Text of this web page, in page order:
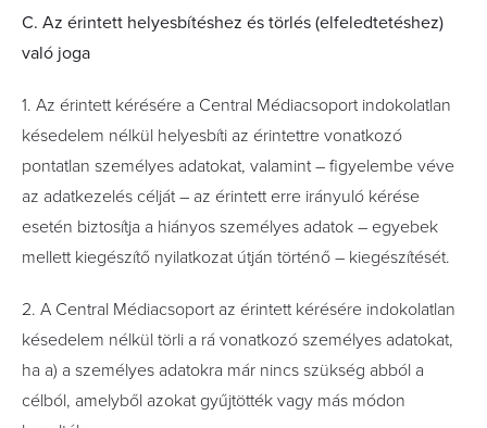
C. Az érintett helyesbítéshez és törlés (elfeledtetéshez)
való joga
1. Az érintett kérésére a Central Médiacsoport indokolatlan
késedelem nélkül helyesbíti az érintettre vonatkozó
pontatlan személyes adatokat, valamint – figyelembe véve
az adatkezelés célját – az érintett erre irányuló kérése
esetén biztosítja a hiányos személyes adatok – egyebek
mellett kiegészítő nyilatkozat útján történő – kiegészítését.
2. A Central Médiacsoport az érintett kérésére indokolatlan
késedelem nélkül törli a rá vonatkozó személyes adatokat,
ha a) a személyes adatokra már nincs szükség abból a
célból, amelyből azokat gyűjtötték vagy más módon